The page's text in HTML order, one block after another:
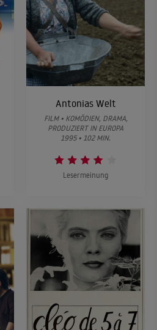
Antonias Welt
FILM • KOMÖDIEN, DRAMA,
PRODUZIERT IN EUROPA
1995 • 102 MIN.
Lesermeinung